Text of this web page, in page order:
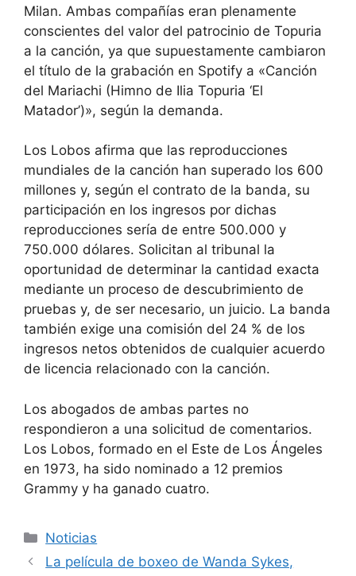
Milan. Ambas compañías eran plenamente
conscientes del valor del patrocinio de Topuria
a la canción, ya que supuestamente cambiaron
el título de la grabación en Spotify a «Canción
del Mariachi (Himno de Ilia Topuria ‘El
Matador’)», según la demanda.
Los Lobos afirma que las reproducciones
mundiales de la canción han superado los 600
millones y, según el contrato de la banda, su
participación en los ingresos por dichas
reproducciones sería de entre 500.000 y
750.000 dólares. Solicitan al tribunal la
oportunidad de determinar la cantidad exacta
mediante un proceso de descubrimiento de
pruebas y, de ser necesario, un juicio. La banda
también exige una comisión del 24 % de los
ingresos netos obtenidos de cualquier acuerdo
de licencia relacionado con la canción.
Los abogados de ambas partes no
respondieron a una solicitud de comentarios.
Los Lobos, formado en el Este de Los Ángeles
en 1973, ha sido nominado a 12 premios
Grammy y ha ganado cuatro.
Categorías
Noticias
La película de boxeo de Wanda Sykes,